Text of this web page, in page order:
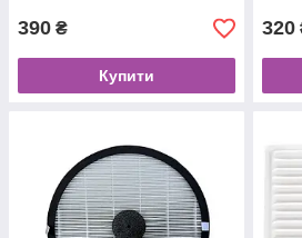
390 ₴
Купити
320